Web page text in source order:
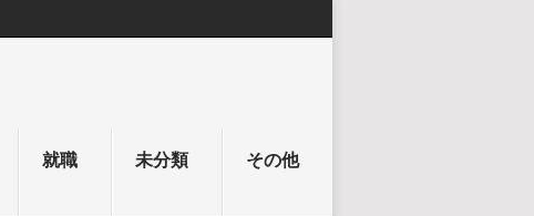
就職 未分類 その他